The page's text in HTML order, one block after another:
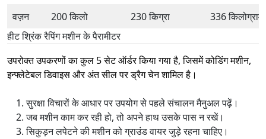
वज़न 200 किलो 230 किग्रा
336 किलोग्राम
हीट श्रिंक रैपिंग मशीन के पैरामीटर
उपरोक्त उपकरणों का कुल 5 सेट ऑर्डर किया गया है, जिसमें कोडिंग मशीन,
इन्फ्लेटेबल डिवाइस और अंत सील पर ड्रैग चेन शामिल है।
सुरक्षा विचारों के आधार पर उपयोग से पहले संचालन मैनुअल पढ़ें।
जब मशीन काम कर रही हो, तो अपने हाथ उसके पास न रखें।
सिकुड़न लपेटने की मशीन को ग्राउंड वायर जुड़े रहना चाहिए।